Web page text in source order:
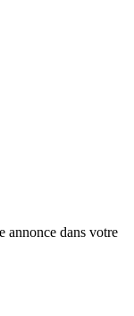
annonce dans votre